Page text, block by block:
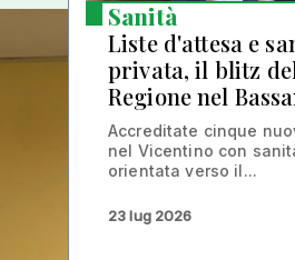
Sanità
Liste d'attesa e
privata, il blitz
Regione nel
Accreditate cinque
nel Vicentino con
orientata verso il...
23 lug 2026